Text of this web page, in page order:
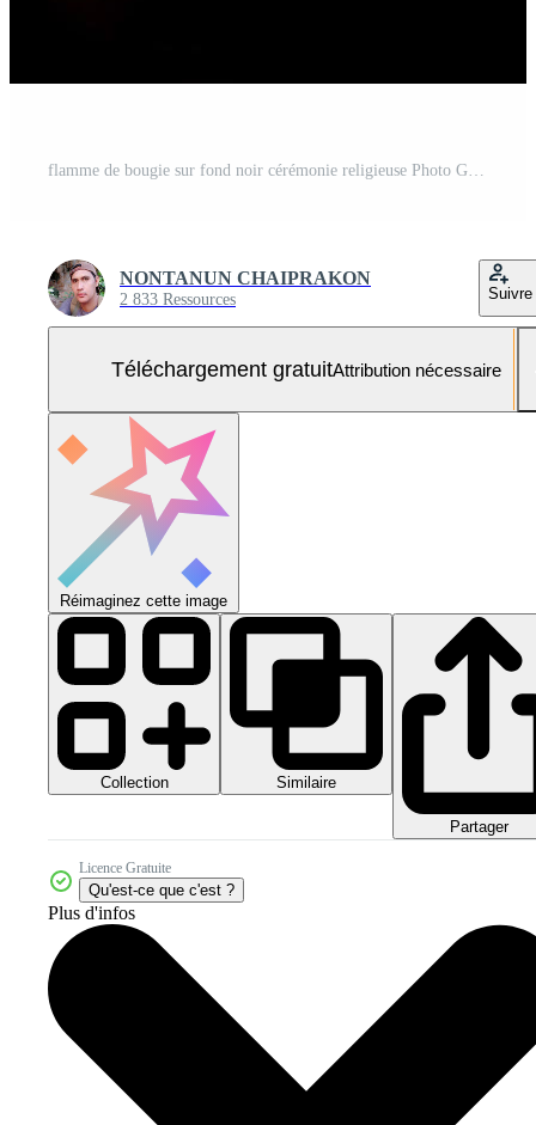
flamme de bougie sur fond noir cérémonie religieuse Photo Gratuite
NONTANUN CHAIPRAKON
2 833 Ressources Suivre
Téléchargement gratuitAttribution nécessaire
Réimaginez cette image
Collection Similaire
Partager
Licence Gratuite
Qu'est-ce que c'est ?
Plus d'infos